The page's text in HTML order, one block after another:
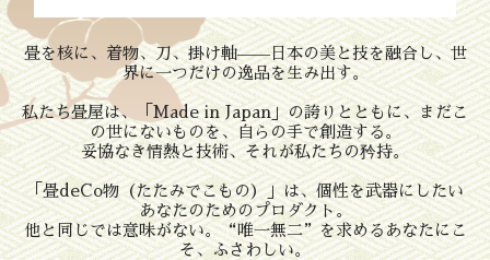
畳を核に、着物、刀、掛け軸——日本の美と技を融合し、世
界に一つだけの逸品を生み出す。
私たち畳屋は、「Made in Japan」の誇りとともに、まだこ
の世にないものを、自らの手で創造する。
妥協なき情熱と技術、それが私たちの矜持。
「畳deCo物（たたみでこもの）」は、個性を武器にしたい
あなたのためのプロダクト。
他と同じでは意味がない。“唯一無二”を求めるあなたにこ
そ、ふさわしい。